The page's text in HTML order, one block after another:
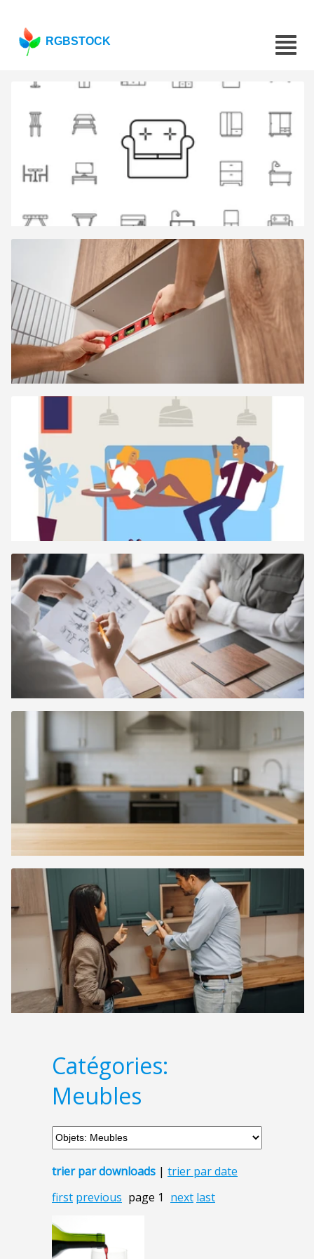
RGBSTOCK
Catégories:
Meubles
trier par downloads | trier par date
first previous page 1 next last